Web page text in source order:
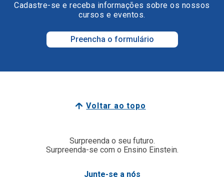
Cadastre-se e receba informações sobre os nossos
cursos e eventos.
Preencha o formulário
Voltar ao topo
Surpreenda o seu futuro.
Surpreenda-se com o Ensino Einstein.
Junte-se a nós